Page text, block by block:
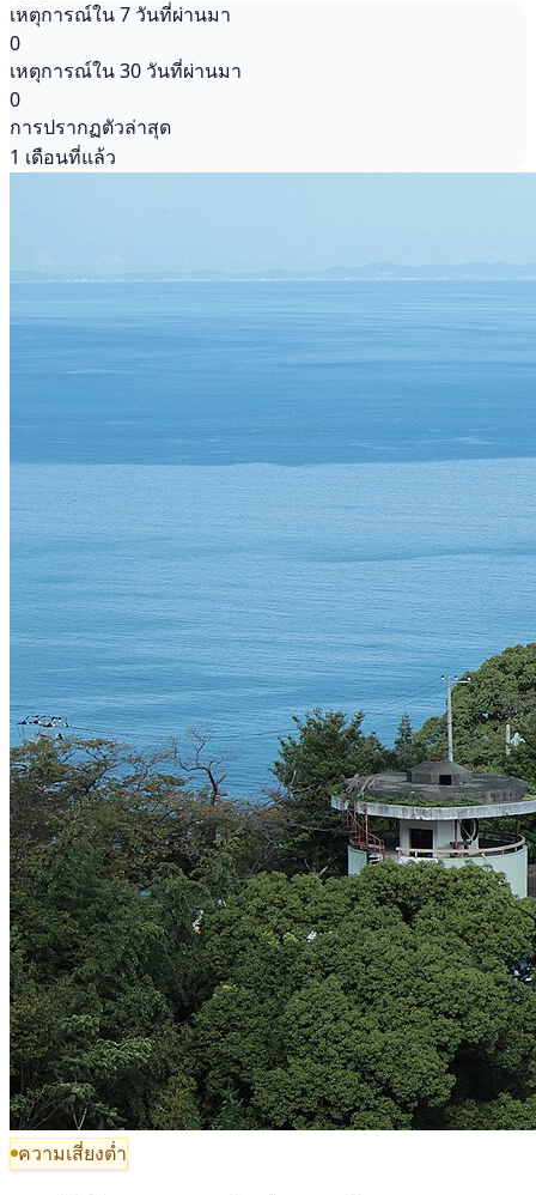
เหตุการณ์ใน 7 วันที่ผ่านมา
0
เหตุการณ์ใน 30 วันที่ผ่านมา
0
การปรากฏตัวล่าสุด
1 เดือนที่แล้ว
ความเสี่ยงต่ำ